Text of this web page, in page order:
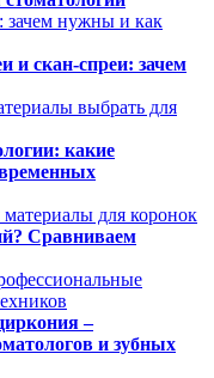
и скан-спреи: зачем
какие
Сравниваем
–
и зубных